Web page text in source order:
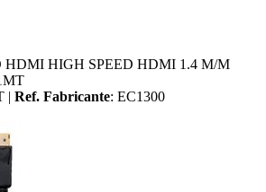
HDMI HIGH SPEED HDMI 1.4 M/M
| Ref. Fabricante: EC1300